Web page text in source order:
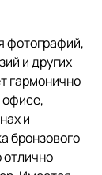
фотографий,
и других
гармонично
и
бронзового
отлично